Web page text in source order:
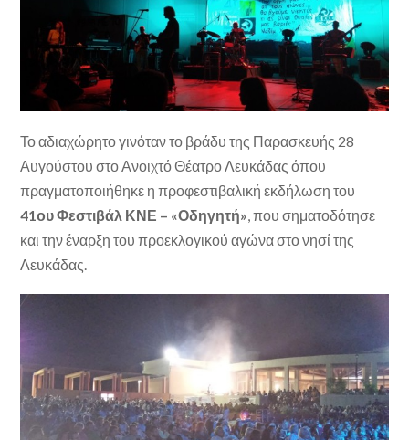
Το αδιαχώρητο γινόταν το βράδυ της Παρασκευής 28
Αυγούστου στο Ανοιχτό Θέατρο Λευκάδας όπου
πραγματοποιήθηκε η προφεστιβαλική εκδήλωση του
41ου Φεστιβάλ ΚΝΕ – «Οδηγητή», που σηματοδότησε
και την έναρξη του προεκλογικού αγώνα στο νησί της
Λευκάδας.